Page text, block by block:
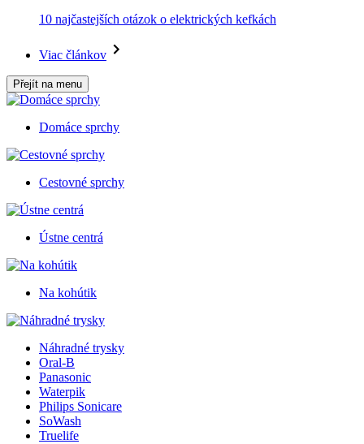
10 najčastejších otázok o elektrických kefkách
Viac článkov
Přejít na menu
Domáce sprchy
Cestovné sprchy
Ústne centrá
Na kohútik
Náhradné trysky
Oral-B
Panasonic
Waterpik
Philips Sonicare
SoWash
Truelife